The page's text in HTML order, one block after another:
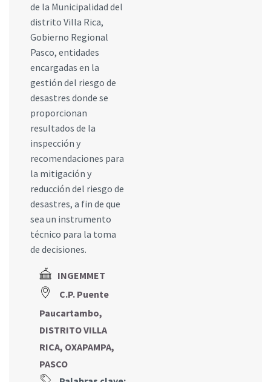
de la Municipalidad del
distrito Villa Rica,
Gobierno Regional
Pasco, entidades
encargadas en la
gestión del riesgo de
desastres donde se
proporcionan
resultados de la
inspección y
recomendaciones para
la mitigación y
reducción del riesgo de
desastres, a fin de que
sea un instrumento
técnico para la toma
de decisiones.
INGEMMET
C.P. Puente
Paucartambo,
DISTRITO VILLA
RICA, OXAPAMPA,
PASCO